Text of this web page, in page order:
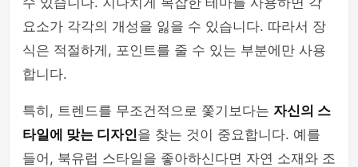
요소가 각각의 개성을 잃을 수 있습니다. 따라서 장
식은 적절하게, 포인트를 줄 수 있는 부분에만 사용
합니다.
특히, 트렌드를 무조건적으로 쫓기보다는 자신의 스
타일에 맞는 디자인을 찾는 것이 중요합니다. 예를
들어, 북유럽 스타일을 좋아하신다면 자연 소재와 조